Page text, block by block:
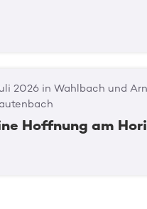
2026 in Wahlbach und
Hoffnung am